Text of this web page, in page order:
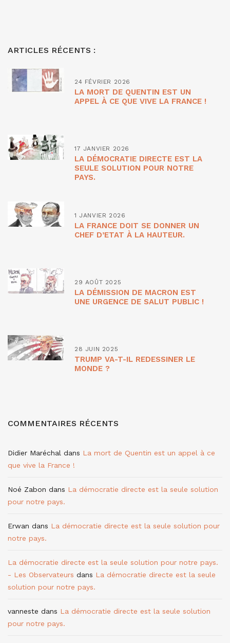
ARTICLES RÉCENTS :
24 FÉVRIER 2026
LA MORT DE QUENTIN EST UN
APPEL À CE QUE VIVE LA FRANCE !
17 JANVIER 2026
LA DÉMOCRATIE DIRECTE EST LA
SEULE SOLUTION POUR NOTRE
PAYS.
1 JANVIER 2026
LA FRANCE DOIT SE DONNER UN
CHEF D’ETAT À LA HAUTEUR.
29 AOÛT 2025
LA DÉMISSION DE MACRON EST
UNE URGENCE DE SALUT PUBLIC !
28 JUIN 2025
TRUMP VA-T-IL REDESSINER LE
MONDE ?
COMMENTAIRES RÉCENTS
Didier Maréchal dans La mort de Quentin est un appel à ce
que vive la France !
Noé Zabon dans La démocratie directe est la seule solution
pour notre pays.
Erwan dans La démocratie directe est la seule solution pour
notre pays.
La démocratie directe est la seule solution pour notre pays.
- Les Observateurs dans La démocratie directe est la seule
solution pour notre pays.
vanneste dans La démocratie directe est la seule solution
pour notre pays.